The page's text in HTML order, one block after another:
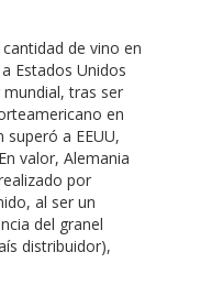
de vino en
Estados Unidos
tras ser
en
superó a EEUU,
valor, Alemania
por
al ser un
del granel
distribuidor),